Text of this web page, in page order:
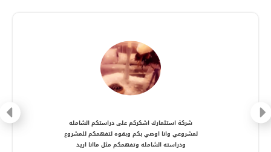
شركة متعاونة، انصح بالتعامل معها ، شكرا أستاذ